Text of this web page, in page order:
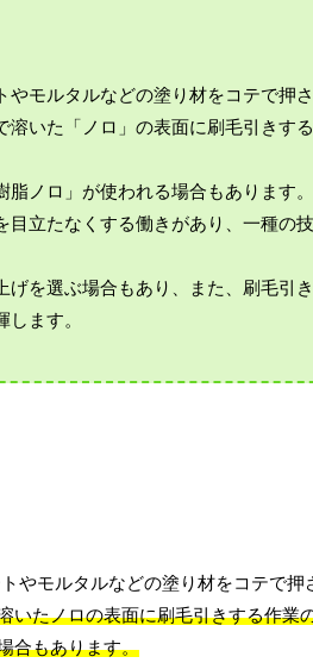
モルタルなどの塗り材をコテで押
いた「ノロ」の表面に刷毛引きす
ノロ」が使われる場合もあります
立たなくする働きがあり、一種の技
を選ぶ場合もあり、また、刷毛引
ます。
やモルタルなどの塗り材をコテで
いたノロの表面に刷毛引きする作業
合もあります。